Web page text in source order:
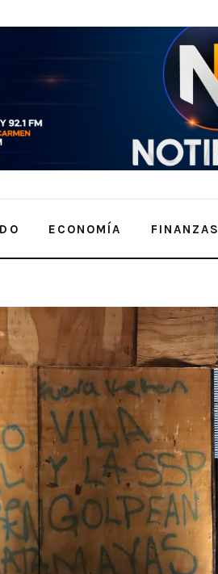
ECONOMÍA FINANZAS
de